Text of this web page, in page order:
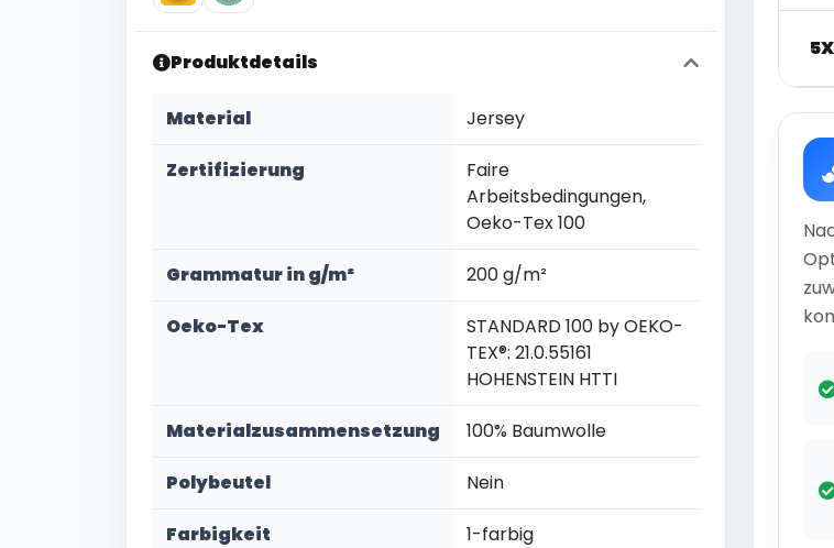
Produktdetails
Material Jersey
Zertifizierung
Faire
Arbeitsbedingungen,
Oeko-Tex 100
Grammatur in g/m² 200 g/m²
Oeko-Tex
STANDARD 100 by OEKO-
TEX®: 21.0.55161
HOHENSTEIN HTTI
Materialzusammensetzung 100% Baumwolle
Polybeutel Nein
Farbigkeit 1-farbig